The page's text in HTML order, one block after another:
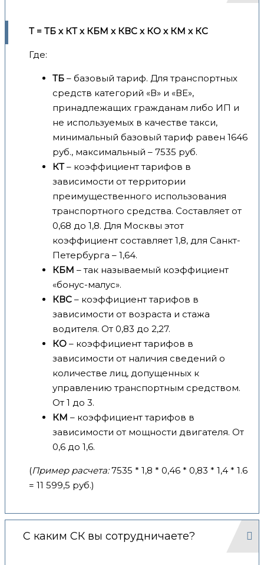
Т = ТБ x КТ x КБМ x КВС x КО x КМ x КС
Где:
ТБ – базовый тариф. Для транспортных
средств категорий «В» и «ВЕ»,
принадлежащих гражданам либо ИП и
не используемых в качестве такси,
минимальный базовый тариф равен 1646
руб., максимальный – 7535 руб.
КТ– коэффициент тарифов в
зависимости от территории
преимущественного использования
транспортного средства. Составляет от
0,68 до 1,8. Для Москвы этот
коэффициент составляет 1,8, для Санкт-
Петербурга – 1,64.
КБМ – так называемый коэффициент
«бонус-малус».
КВС – коэффициент тарифов в
зависимости от возраста и стажа
водителя. От 0,83 до 2,27.
КО – коэффициент тарифов в
зависимости от наличия сведений о
количестве лиц, допущенных к
управлению транспортным средством.
От 1 до 3.
КМ – коэффициент тарифов в
зависимости от мощности двигателя. От
0,6 до 1,6.
(Пример расчета:7535 * 1,8 * 0,46 * 0,83 * 1,4 * 1.6
= 11 599,5 руб.)
С каким СК вы сотрудничаете?